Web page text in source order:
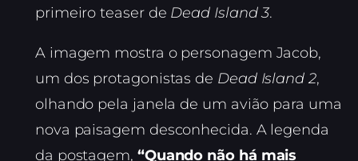
primeiro teaser de Dead Island 3.
A imagem mostra o personagem Jacob,
um dos protagonistas de Dead Island 2,
olhando pela janela de um avião para uma
nova paisagem desconhecida. A legenda
da postagem, “Quando não há mais